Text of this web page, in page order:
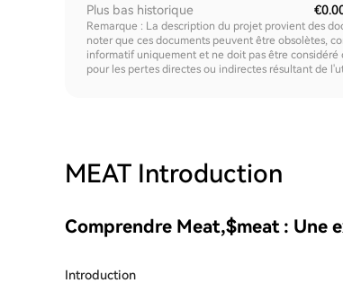
Plus bas historique
Remarque : La description du projet provient des
noter que ces documents peuvent être obsolètes,
informatif uniquement et ne doit pas être considéré
pour les pertes directes ou indirectes résultant de
MEAT Introduction
Comprendre Meat,$meat : Une
Introduction